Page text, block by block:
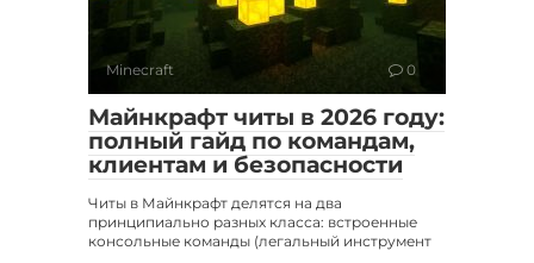
Minecraft 0
Майнкрафт читы в 2026 году:
полный гайд по командам,
клиентам и безопасности
Читы в Майнкрафт делятся на два
принципиально разных класса: встроенные
консольные команды (легальный инструмент